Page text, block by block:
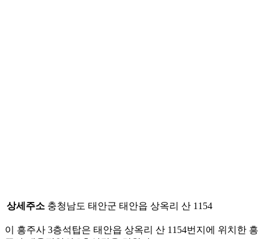
상세주소 충청남도 태안군 태안읍 상옥리 산 1154
이 흥주사 3층석탑은 태안읍 상옥리 산 1154번지에 위치한 흥